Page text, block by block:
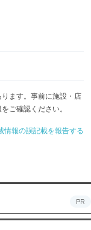
ます。事前に施設・店
ご確認ください。
情報の誤記載を報告する
PR